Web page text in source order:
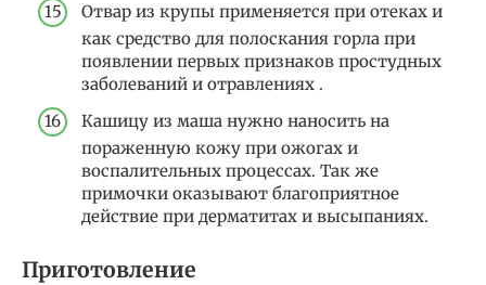
Отвар из крупы применяется при отеках и
как средство для полоскания горла при
появлении первых признаков простудных
заболеваний и отравлениях .
Кашицу из маша нужно наносить на
пораженную кожу при ожогах и
воспалительных процессах. Так же
примочки оказывают благоприятное
действие при дерматитах и высыпаниях.
Приготовление